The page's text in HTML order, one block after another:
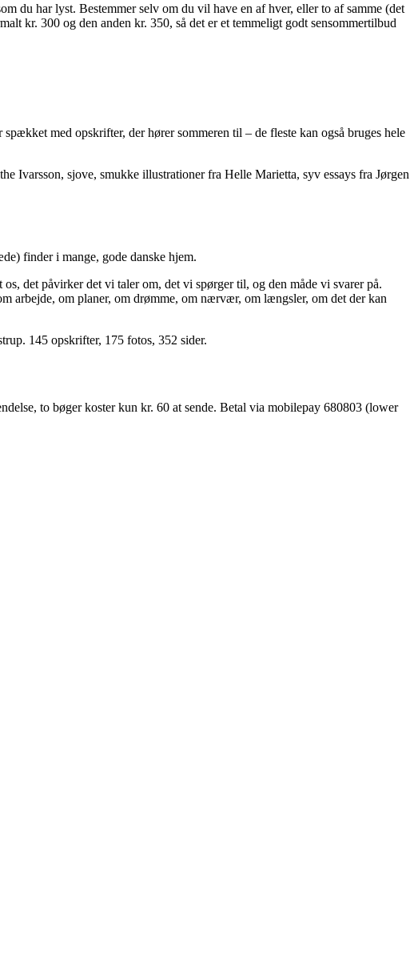
du har lyst. Bestemmer selv om du vil have en af hver, eller to af samme (det
kr. 300 og den anden kr. 350, så det er et temmeligt godt sensommertilbud
med opskrifter, der hører sommeren til – de fleste kan også bruges hele
Ivarsson, sjove, smukke illustrationer fra Helle Marietta, syv essays fra Jørgen
finder i mange, gode danske hjem.
det påvirker det vi taler om, det vi spørger til, og den måde vi svarer på.
arbejde, om planer, om drømme, om nærvær, om længsler, om det der kan
145 opskrifter, 175 fotos, 352 sider.
to bøger koster kun kr. 60 at sende. Betal via mobilepay 680803 (lower